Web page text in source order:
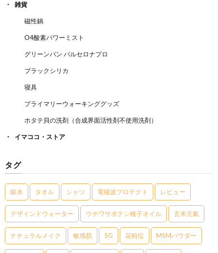
雑貨
磁性鍋
O4酸素パワーミスト
グリーンパン バルセロナプロ
ブラックシリカ
寝具
プライマリーウォーキンググッズ
ホタテ貝の洗剤（合成界面活性剤不使用洗剤）
イマココ・ストア
タグ
銀水 タオル シャツ 電磁波プロテクト レビュー
デザインドウォーター ウチワサボテン種子オイル 玄米元氣
ナチュラルメイク 敏感肌 5G 花粉症 MSMパウダー